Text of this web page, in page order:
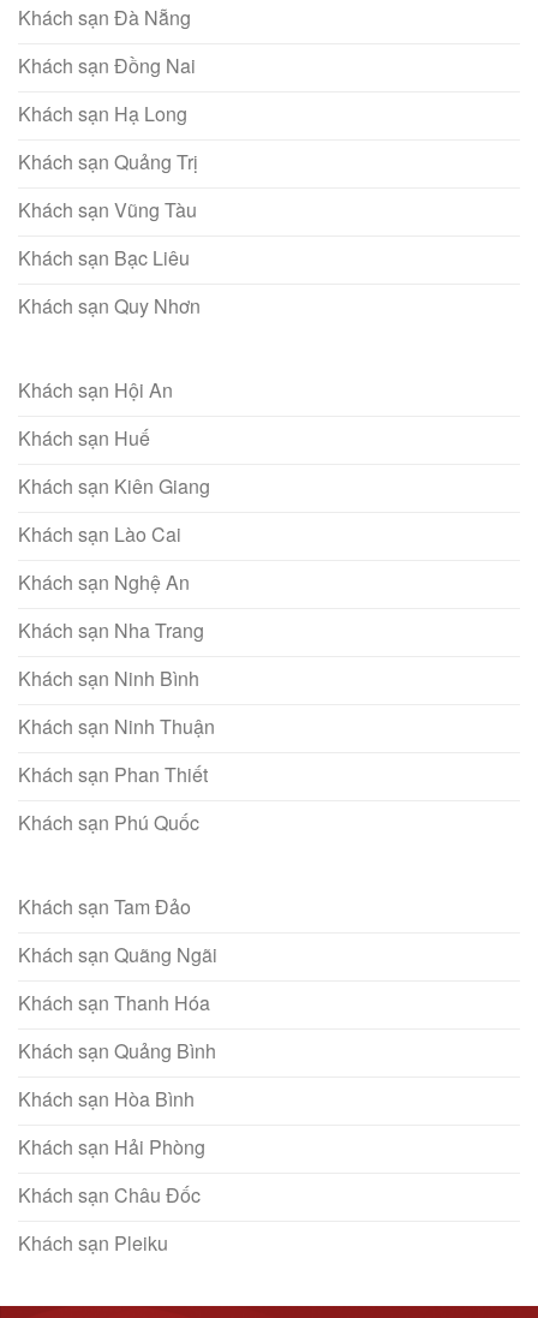
Khách sạn Đà Nẵng
Khách sạn Đồng Nai
Khách sạn Hạ Long
Khách sạn Quảng Trị
Khách sạn Vũng Tàu
Khách sạn Bạc Liêu
Khách sạn Quy Nhơn
Khách sạn Hội An
Khách sạn Huế
Khách sạn Kiên Giang
Khách sạn Lào Cai
Khách sạn Nghệ An
Khách sạn Nha Trang
Khách sạn Ninh Bình
Khách sạn Ninh Thuận
Khách sạn Phan Thiết
Khách sạn Phú Quốc
Khách sạn Tam Đảo
Khách sạn Quãng Ngãi
Khách sạn Thanh Hóa
Khách sạn Quảng Bình
Khách sạn Hòa Bình
Khách sạn Hải Phòng
Khách sạn Châu Đốc
Khách sạn Pleiku